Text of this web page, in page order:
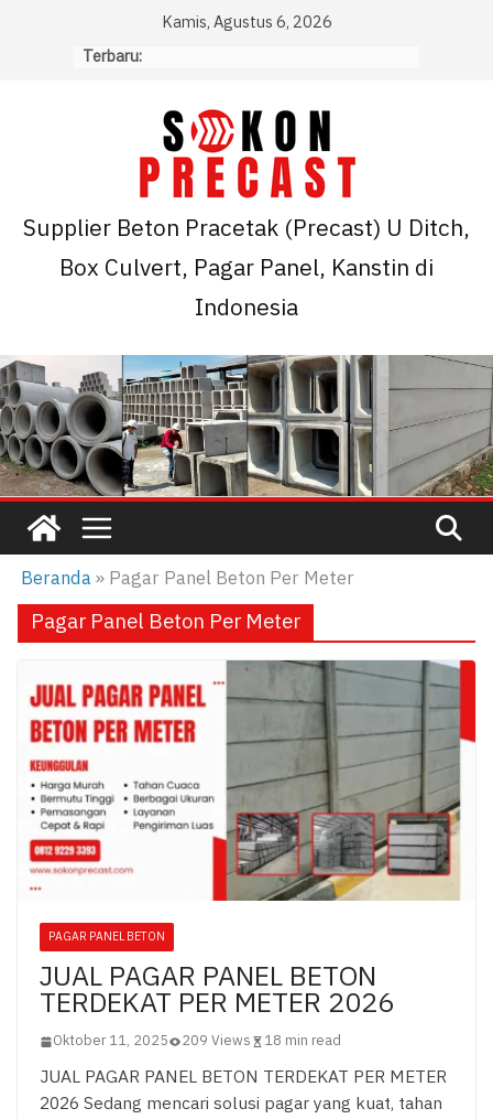
Kamis, Agustus 6, 2026
Terbaru:
Supplier Beton Pracetak (Precast) U Ditch,
Box Culvert, Pagar Panel, Kanstin di
Indonesia
Beranda» Pagar Panel Beton Per Meter
Pagar Panel Beton Per Meter
PAGAR PANEL BETON
JUAL PAGAR PANEL BETON
TERDEKAT PER METER 2026
Oktober 11, 2025 209 Views 18 min read
JUAL PAGAR PANEL BETON TERDEKAT PER METER
2026 Sedang mencari solusi pagar yang kuat, tahan